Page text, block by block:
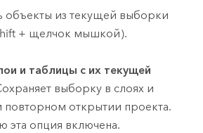
объекты из текущей выборки
+ щелчок мышкой).
и таблицы с их текущей
выборку в слоях и
повторном открытии проекта.
эта опция включена.